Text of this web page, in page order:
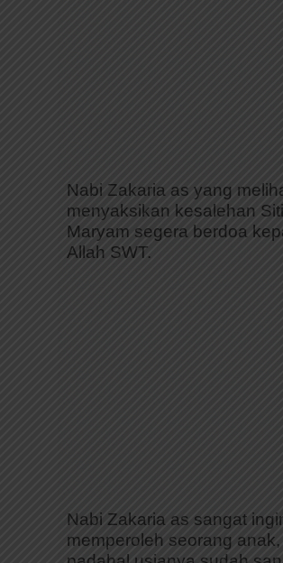
Nabi Zakaria as yang
menyaksikan kesalehan Siti
Maryam segera berdoa
Allah SWT.
Nabi Zakaria as sangat
memperoleh seorang anak,